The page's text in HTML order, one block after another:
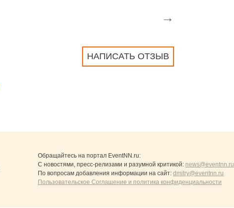
→
НАПИСАТЬ ОТЗЫВ
Обращайтесь на портал EventNN.ru:
С новостями, пресс-релизами и разумной критикой: news@eventnn.ru
По вопросам добавления информации на сайт: dmitry@eventnn.ru
Пользовательское Соглашение и политика конфиденциальности